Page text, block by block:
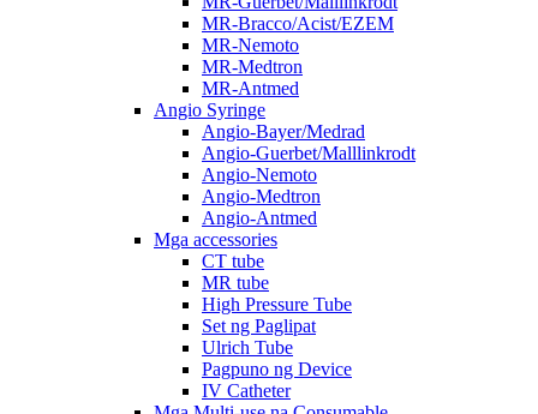
MR-Bracco/Acist/EZEM
MR-Nemoto
MR-Medtron
MR-Antmed
Angio Syringe
Angio-Bayer/Medrad
Angio-Guerbet/Malllinkrodt
Angio-Nemoto
Angio-Medtron
Angio-Antmed
Mga accessories
CT tube
MR tube
High Pressure Tube
Set ng Paglipat
Ulrich Tube
Pagpuno ng Device
IV Catheter